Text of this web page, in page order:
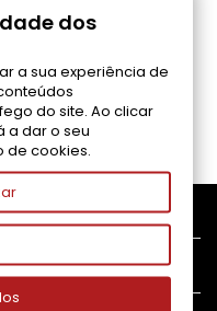
uma avaliação


dos
a sua experiência de
do site. Ao clicar
a dar o seu
de cookies.